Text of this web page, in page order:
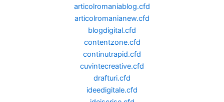
articolromaniablog.cfd
articolromanianew.cfd
blogdigital.cfd
contentzone.cfd
continutrapid.cfd
cuvintecreative.cfd
drafturi.cfd
ideedigitale.cfd